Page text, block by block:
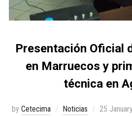
Presentación Oficial
en Marruecos y
técnica en
by Cetecima Noticias 25